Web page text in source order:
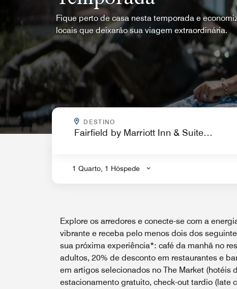
Fique perto de casa nesta temporada e
locais que deixarão sua viagem extraordinária.
DESTINO
.
1 Quarto, 1 Hóspede
Explore os arredores e conecte-se com a
vibrante e receba pelo menos dois dos
sua próxima experiência*: café da manhã no
adultos, 20% de desconto em restaurantes e
em artigos selecionados no The Market (hotéis
estacionamento gratuito, check-out tardio (late